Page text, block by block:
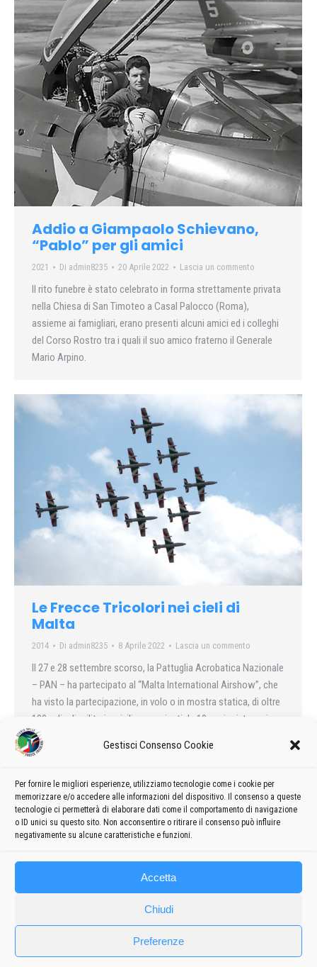
Gestisci Consenso Cookie
Per fornire le migliori esperienze, utilizziamo tecnologie come i cookie per
memorizzare e/o accedere alle informazioni del dispositivo. Il consenso a queste
tecnologie ci permetterà di elaborare dati come il comportamento di navigazione
o ID unici su questo sito. Non acconsentire o ritirare il consenso può influire
negativamente su alcune caratteristiche e funzioni.
Accetta
Chiudi
Preferenze
Addio a Giampaolo Schievano,
“Pablo” per gli amici
2021 Di admin8235 20 Aprile 2022 Lascia un commento
Il rito funebre è stato celebrato in forma strettamente privata
nella Chiesa di San Timoteo a Casal Palocco (Roma),
assieme ai famigliari, erano presenti alcuni amici ed i colleghi
del Corso Rostro tra i quali il suo amico fraterno il Generale
Mario Arpino.
Le Frecce Tricolori nei cieli di
Malta
2014 Di admin8235 8 Aprile 2022 Lascia un commento
Il 27 e 28 settembre scorso, la Pattuglia Acrobatica Nazionale
– PAN – ha partecipato al “Malta International Airshow”, che
ha visto la partecipazione, in volo o in mostra statica, di oltre
100 velivoli militari e civili, provenienti da 10 nazioni, tra cui
anche Spagna e Gran Bretagna.
← 1 … 17 18 19 20 21 …
62
→